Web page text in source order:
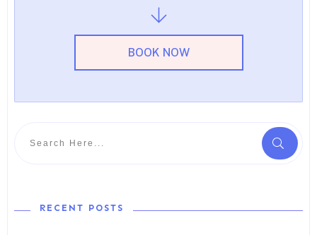
BOOK NOW
RECENT POSTS